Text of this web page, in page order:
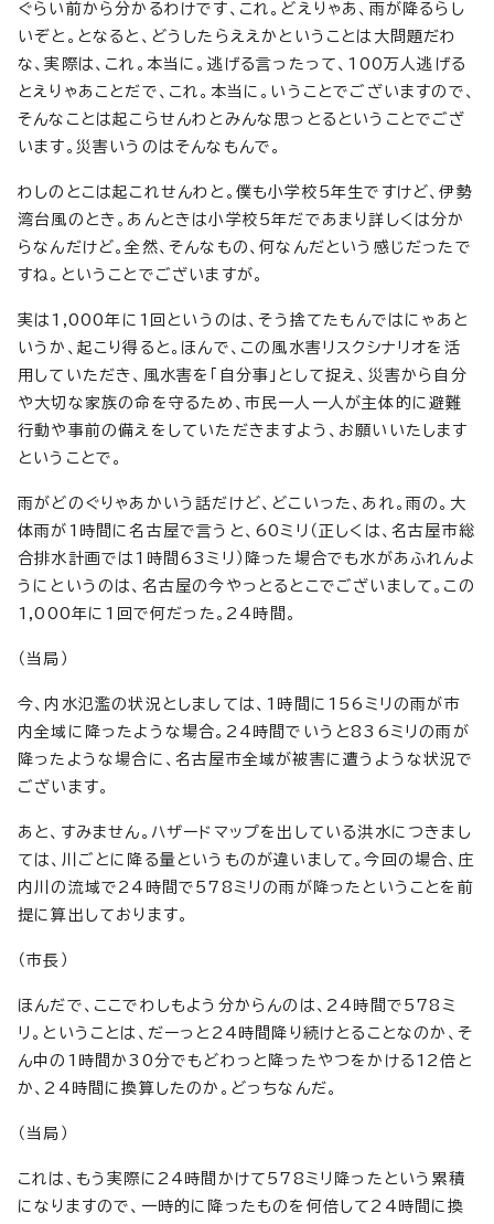
ぐらい前から分かるわけです、これ。どえりゃあ、雨が降るらし
いぞと。となると、どうしたらええかということは大問題だわ
な、実際は、これ。本当に。逃げる言ったって、100万人逃げる
とえりゃあことだで、これ。本当に。いうことでございますので、
そんなことは起こらせんわとみんな思っとるということでござ
います。災害いうのはそんなもんで。
わしのとこは起これせんわと。僕も小学校5年生ですけど、伊勢
湾台風のとき。あんときは小学校5年だであまり詳しくは分か
らなんだけど。全然、そんなもの、何なんだという感じだったで
すね。ということでございますが。
実は1,000年に1回というのは、そう捨てたもんではにゃあと
いうか、起こり得ると。ほんで、この風水害リスクシナリオを活
用していただき、風水害を「自分事」として捉え、災害から自分
や大切な家族の命を守るため、市民一人一人が主体的に避難
行動や事前の備えをしていただきますよう、お願いいたします
ということで。
雨がどのぐりゃあかいう話だけど、どこいった、あれ。雨の。大
体雨が1時間に名古屋で言うと、60ミリ（正しくは、名古屋市総
合排水計画では1時間63ミリ）降った場合でも水があふれんよ
うにというのは、名古屋の今やっとるとこでございまして。この
1,000年に1回で何だった。24時間。
（当局）
今、内水氾濫の状況としましては、1時間に156ミリの雨が市
内全域に降ったような場合。24時間でいうと836ミリの雨が
降ったような場合に、名古屋市全域が被害に遭うような状況で
ございます。
あと、すみません。ハザードマップを出している洪水につきまし
ては、川ごとに降る量というものが違いまして。今回の場合、庄
内川の流域で24時間で578ミリの雨が降ったということを前
提に算出しております。
（市長）
ほんだで、ここでわしもよう分からんのは、24時間で578ミ
リ。ということは、だーっと24時間降り続けとることなのか、そ
ん中の1時間か30分でもどわっと降ったやつをかける12倍と
か、24時間に換算したのか。どっちなんだ。
（当局）
これは、もう実際に24時間かけて578ミリ降ったという累積
になりますので、一時的に降ったものを何倍して24時間に換